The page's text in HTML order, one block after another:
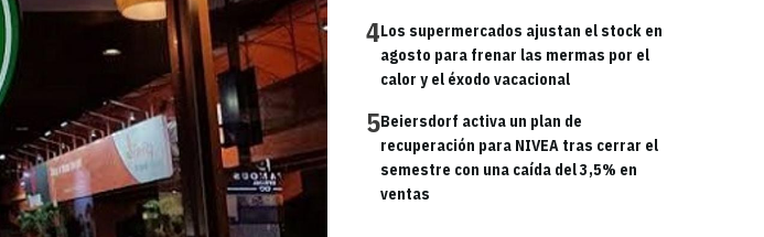
4Los supermercados ajustan el stock en
agosto para frenar las mermas por el
calor y el éxodo vacacional
5Beiersdorf activa un plan de
recuperación para NIVEA tras cerrar el
semestre con una caída del 3,5% en
ventas